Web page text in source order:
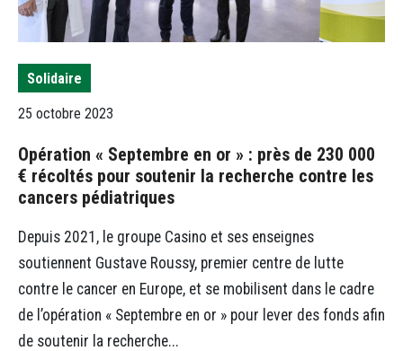
Solidaire
25 octobre 2023
Opération « Septembre en or » : près de 230 000
€ récoltés pour soutenir la recherche contre les
cancers pédiatriques
Depuis 2021, le groupe Casino et ses enseignes
soutiennent Gustave Roussy, premier centre de lutte
contre le cancer en Europe, et se mobilisent dans le cadre
de l’opération « Septembre en or » pour lever des fonds afin
de soutenir la recherche...